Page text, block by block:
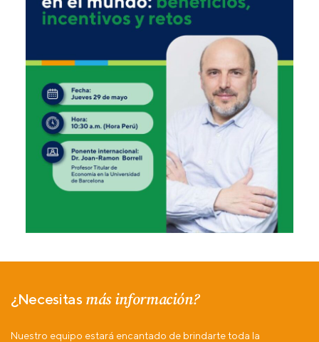
¿Necesitas más información?
Nuestro equipo estará encantado de brindarte toda la